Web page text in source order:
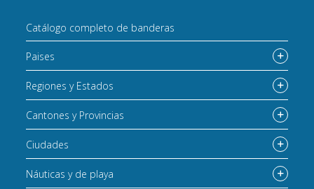
Catálogo completo de banderas
Paises
Regiones y Estados
Cantones y Provincias
Ciudades
Náuticas y de playa